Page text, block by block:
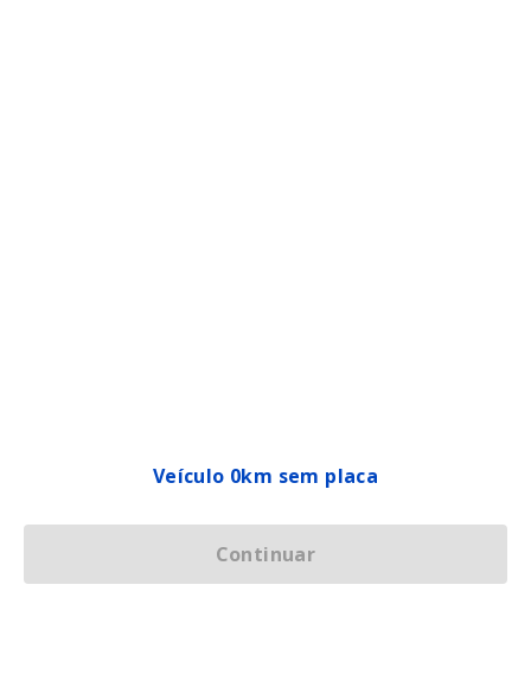
Veículo 0km sem placa
Continuar